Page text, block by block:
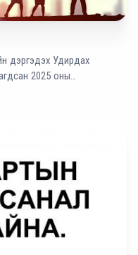
дэргэдэх Удирдах
2025 оны
баримт